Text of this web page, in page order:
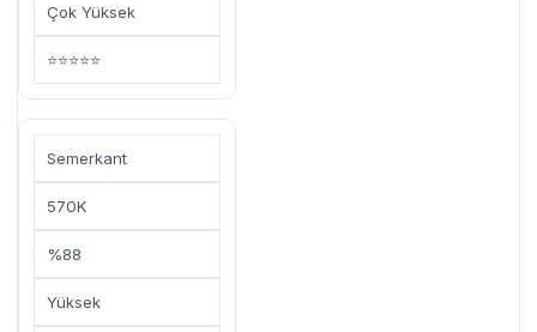
Çok Yüksek
⭐⭐⭐⭐⭐
Semerkant
570K
%88
Yüksek